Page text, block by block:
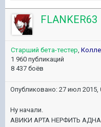
FLANKER63
Старший бета-тестер,
1 960 публикаций
8 437 боёв
Опубликовано: 27 июл 2015,
Ну начали.
АВИКИ АРТА НЕРФИТЬ